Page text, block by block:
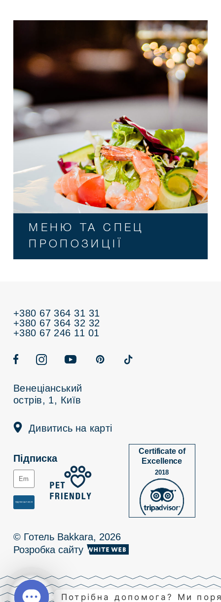
МЕНЮ ТА СПЕЦ
ПРОПОЗИЦІЇ
+380 67 364 31 31
+380 67 364 32 32
+380 67 246 11 01
Венеціанський
острів, 1, Київ
Дивитись на карті
Підписка
Certificate of
Excellence
2018
© Готель Bakkara, 2026
Розробка сайту
Потрібна допомога? Ми